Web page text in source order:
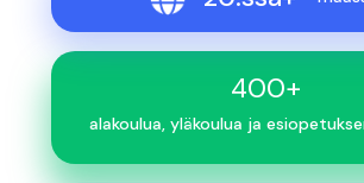
400+
alakoulua, yläkoulua ja